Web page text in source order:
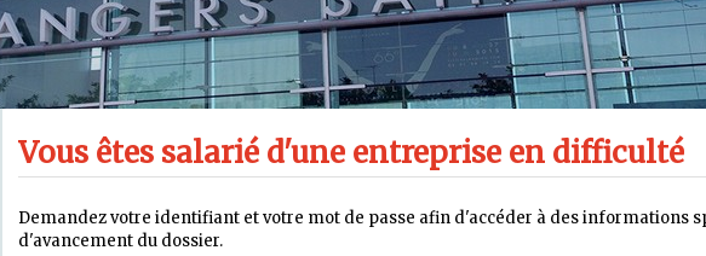
Vous êtes salarié d'une entreprise en difficulté
Demandez votre identifiant et votre mot de passe afin d'accéder à des informations
d'avancement du dossier.